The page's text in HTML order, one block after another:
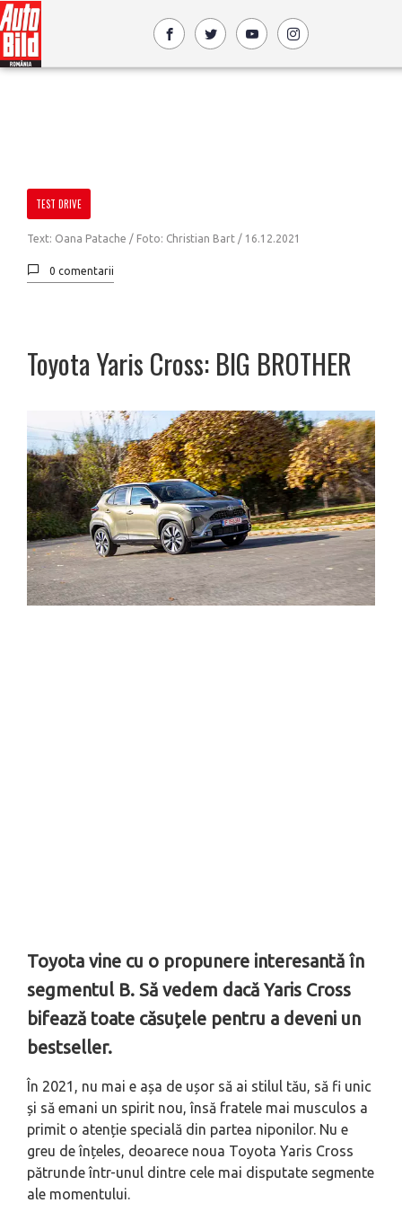
TEST DRIVE
Text: Oana Patache / Foto: Christian Bart / 16.12.2021
0 comentarii
Toyota Yaris Cross: BIG BROTHER
Toyota vine cu o propunere interesantă în
segmentul B. Să vedem dacă Yaris Cross
bifează toate căsuțele pentru a deveni un
bestseller.
În 2021, nu mai e așa de ușor să ai stilul tău, să fi unic
și să emani un spirit nou, însă fratele mai musculos a
primit o atenție specială din partea niponilor. Nu e
greu de înțeles, deoarece noua Toyota Yaris Cross
pătrunde într-unul dintre cele mai disputate segmente
ale momentului.